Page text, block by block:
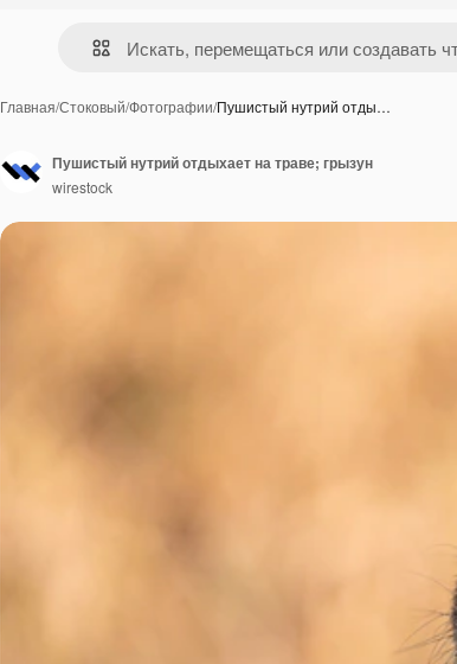
Главная/Стоковый/Фотографии/Пушистый нутрий отды…
Пушистый нутрий отдыхает на траве; грызун
wirestock